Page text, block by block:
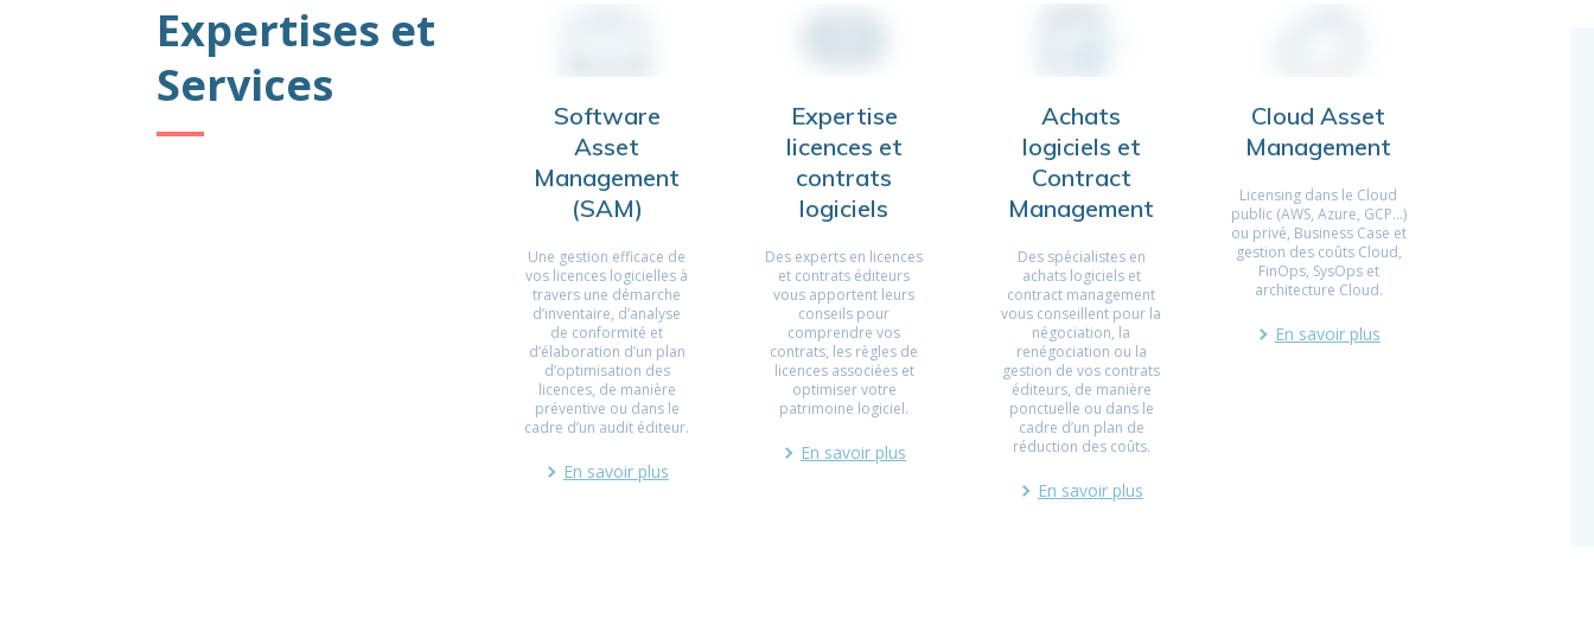
Expertises et
Services
Software
Asset
Management
(SAM)
Une gestion efficace de
vos licences logicielles à
travers une démarche
d’inventaire, d’analyse
de conformité et
d’élaboration d’un plan
d’optimisation des
licences, de manière
préventive ou dans le
cadre d’un audit éditeur.
En savoir plus
Expertise
licences et
contrats
logiciels
Des experts en licences
et contrats éditeurs
vous apportent leurs
conseils pour
comprendre vos
contrats, les règles de
licences associées et
optimiser votre
patrimoine logiciel.
En savoir plus
Achats
logiciels et
Contract
Management
Des spécialistes en
achats logiciels et
contract management
vous conseillent pour la
négociation, la
renégociation ou la
gestion de vos contrats
éditeurs, de manière
ponctuelle ou dans le
cadre d’un plan de
réduction des coûts.
En savoir plus
Cloud Asset
Management
Licensing dans le Cloud
public (AWS, Azure, GCP…)
ou privé, Business Case et
gestion des coûts Cloud,
FinOps, SysOps et
architecture Cloud.
En savoir plus